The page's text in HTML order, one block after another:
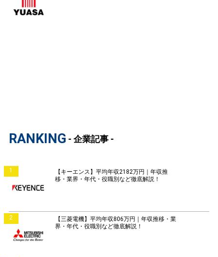
RANKING - 企業記事 -
1
【キーエンス】平均年収2182万円｜年収推
移・業界・年代・役職別など徹底解説！
2
【三菱電機】平均年収806万円｜年収推移・業
界・年代・役職別など徹底解説！